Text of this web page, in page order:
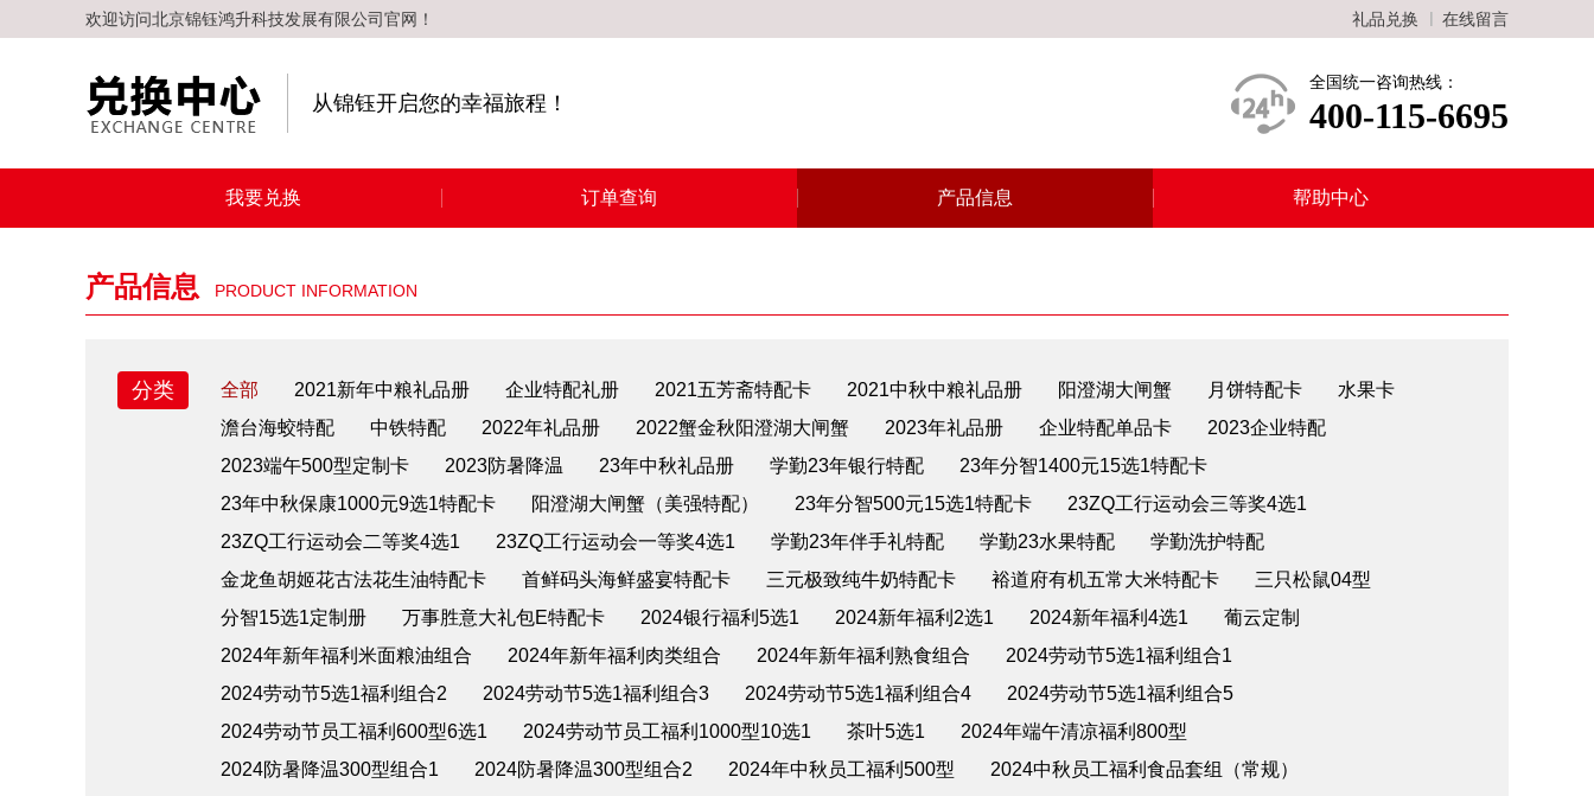
欢迎访问北京锦钰鸿升科技发展有限公司官网！ 礼品兑换 在线留言
从锦钰开启您的幸福旅程！
全国统一咨询热线：
400-115-6695
我要兑换 订单查询 产品信息 帮助中心
产品信息 PRODUCT INFORMATION
分类 全部 2021新年中粮礼品册 企业特配礼册 2021五芳斋特配卡 2021中秋中粮礼品册 阳澄湖大闸蟹 月饼特配卡
水果卡
澹台海蛟特配
中铁特配 2022年礼品册 2022蟹金秋阳澄湖大闸蟹 2023年礼品册 企业特配单品卡
2023企业特配
2023端午500型定制卡
2023防暑降温 23年中秋礼品册 学勤23年银行特配
23年分智1400元15选1特配卡
23年中秋保康1000元9选1特配卡
阳澄湖大闸蟹（美强特配） 23年分智500元15选1特配卡
23ZQ工行运动会三等奖4选1
23ZQ工行运动会二等奖4选1
23ZQ工行运动会一等奖4选1 学勤23年伴手礼特配 学勤23水果特配
学勤洗护特配
金龙鱼胡姬花古法花生油特配卡
首鲜码头海鲜盛宴特配卡 三元极致纯牛奶特配卡 裕道府有机五常大米特配卡
三只松鼠04型
分智15选1定制册
万事胜意大礼包E特配卡 2024银行福利5选1 2024新年福利2选1 2024新年福利4选1
葡云定制
2024年新年福利米面粮油组合
2024年新年福利肉类组合 2024年新年福利熟食组合
2024劳动节5选1福利组合1
2024劳动节5选1福利组合2
2024劳动节5选1福利组合3 2024劳动节5选1福利组合4
2024劳动节5选1福利组合5
2024劳动节员工福利600型6选1
2024劳动节员工福利1000型10选1 茶叶5选1
2024年端午清凉福利800型
2024防暑降温300型组合1
2024防暑降温300型组合2 2024年中秋员工福利500型
2024中秋员工福利食品套组（常规）